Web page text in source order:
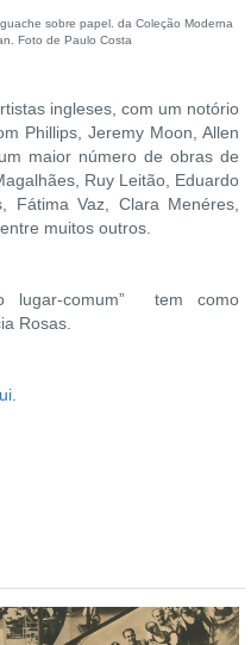
sobre papel. da Coleção Moderna
Foto de Paulo Costa
ingleses, com um notório
Phillips, Jeremy Moon, Allen
maior número de obras de
Ruy Leitão, Eduardo
Fátima Vaz, Clara Menéres,
muitos outros.
lugar-comum” tem como
Rosas.